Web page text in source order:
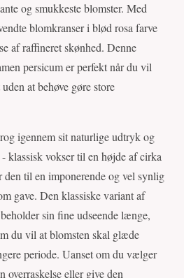
og smukkeste blomster. Med
blomkranser i blød rosa farve
af raffineret skønhed. Denne
persicum er perfekt når du vil
at behøve gøre store
igennem sit naturlige udtryk og
klassisk vokser til en højde af cirka
den til en imponerende og vel synlig
gave. Den klassiske variant af
sin fine udseende længe,
du vil at blomsten skal glæde
periode. Uanset om du vælger
overraskelse eller give den